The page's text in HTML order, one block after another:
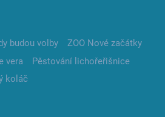
budou volby
ZOO Nové začátky
vera
Pěstování lichořeřišnice
koláč